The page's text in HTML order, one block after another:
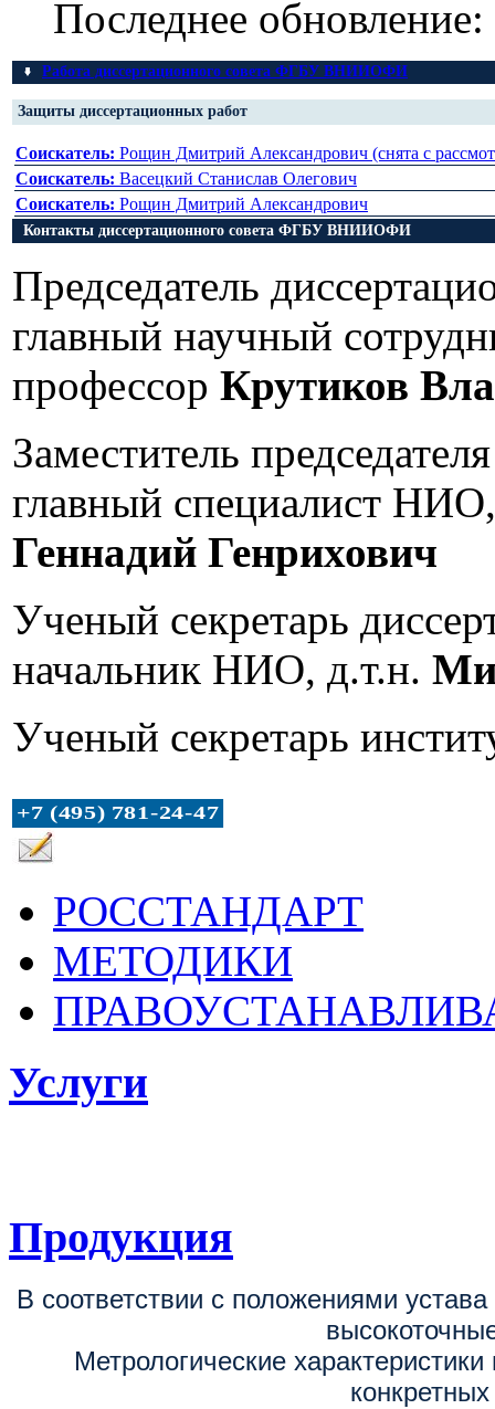
Последнее
Работа диссертационного совета ФГБУ ВНИИОФИ
Защиты диссертационных работ
Соискатель: Рощин Дмитрий Александрович (снята с
Соискатель: Васецкий Станислав Олегович
Соискатель: Рощин Дмитрий Александрович
Контакты диссертационного совета ФГБУ ВНИИОФИ
Председатель
главный научный
профессор Крутиков
Заместитель
главный специалист
Геннадий Генрихович
Ученый секретарь
начальник НИО, д.т.н.
Ученый секретарь
+7 (495) 781-24-47
РОССТАНДАРТ
МЕТОДИКИ
Услуги
Продукция
В соответствии с положениями
Метрологические